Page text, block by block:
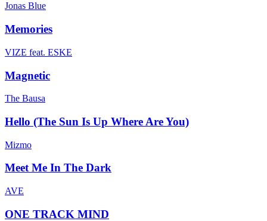
Jonas Blue
Memories
VIZE feat. ESKE
Magnetic
The Bausa
Hello (The Sun Is Up Where Are You)
Mizmo
Meet Me In The Dark
AVE
ONE TRACK MIND